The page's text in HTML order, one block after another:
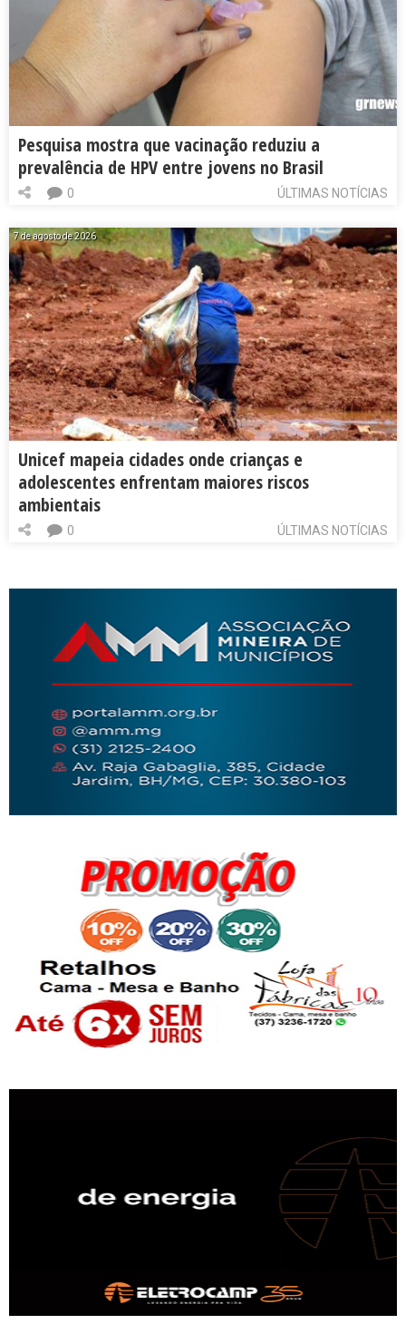
Pesquisa mostra que vacinação reduziu a
prevalência de HPV entre jovens no Brasil
ÚLTIMAS NOTÍCIAS
0
7 de agosto de 2026
Unicef mapeia cidades onde crianças e
adolescentes enfrentam maiores riscos
ambientais
ÚLTIMAS NOTÍCIAS
0